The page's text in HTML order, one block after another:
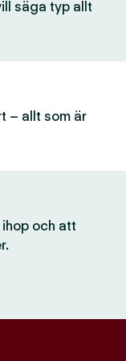
säga typ allt
– allt som är
och att